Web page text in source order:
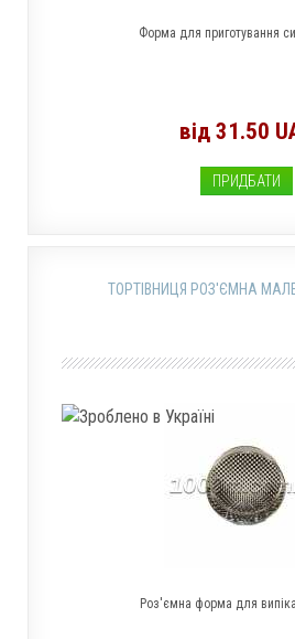
Форма для приготування
від 31.50
ПРИДБАТИ
ТОРТІВНИЦЯ РОЗ'ЄМНА
Роз'ємна форма для